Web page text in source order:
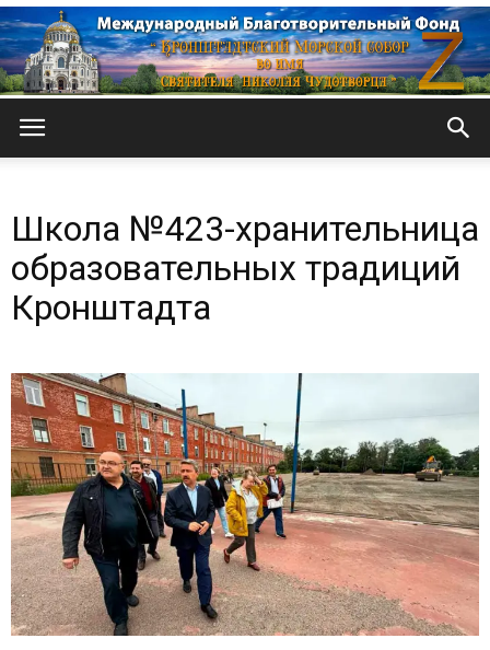
Морской
Школа №423-хранительница
образовательных традиций
Кронштадта